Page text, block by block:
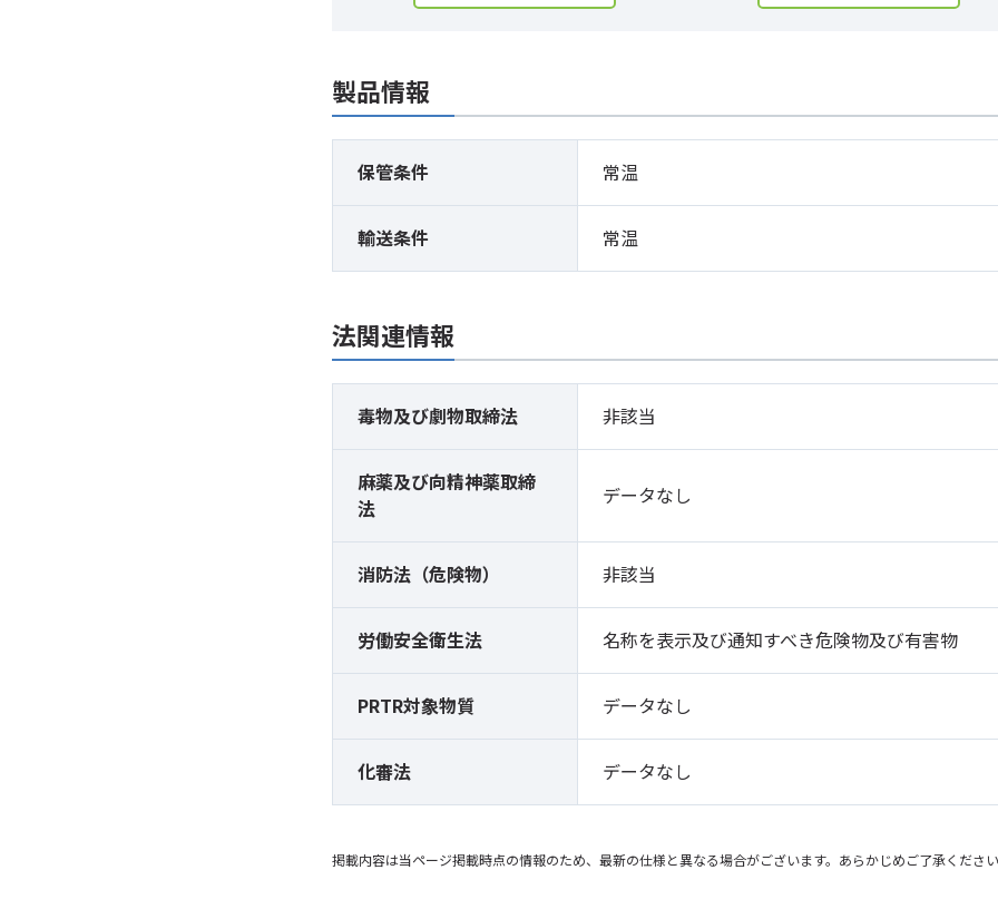
製品情報
保管条件 常温
輸送条件 常温
法関連情報
毒物及び劇物取締法 非該当
麻薬及び向精神薬取締
法
データなし
消防法（危険物） 非該当
労働安全衛生法 名称を表示及び通知すべき危険物及び有害物
PRTR対象物質 データなし
化審法 データなし
掲載内容は当ページ掲載時点の情報のため、最新の仕様と異なる場合がございます。あらかじめご了承くださ